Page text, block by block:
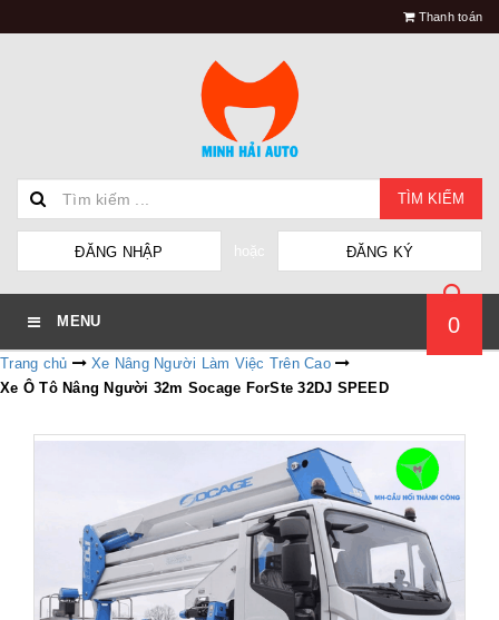
Thanh toán
TÌM KIẾM
ĐĂNG NHẬP hoặc ĐĂNG KÝ
MENU 0
Trang chủ
Xe Nâng Người Làm Việc Trên Cao
Xe Ô Tô Nâng Người 32m Socage ForSte 32DJ SPEED